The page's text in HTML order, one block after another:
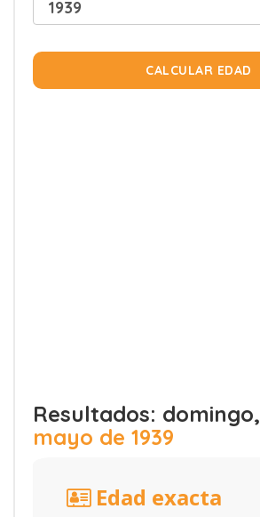
CALCULAR EDAD
Resultados: domingo,
mayo de 1939
Edad exacta